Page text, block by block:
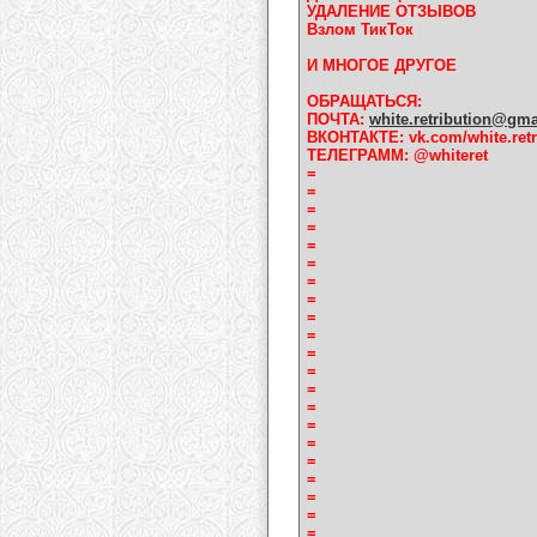
УДАЛЕНИЕ ОТЗЫВОВ
Взлом ТикТок
И МНОГОЕ ДРУГОЕ
ОБРАЩАТЬСЯ:
ПОЧТА:
ВКОНТАКТЕ: vk.com/
ТЕЛЕГРАММ: @whiteret
=
=
=
=
=
=
=
=
=
=
=
=
=
=
=
=
=
=
=
=
=